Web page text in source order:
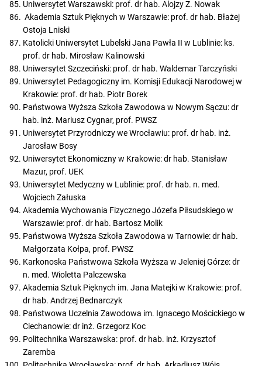
Uniwersytet Warszawski: prof. dr hab. Alojzy Z. Nowak
Akademia Sztuk Pięknych w Warszawie: prof. dr hab. Błażej
Ostoja Lniski
Katolicki Uniwersytet Lubelski Jana Pawła II w Lublinie: ks.
prof. dr hab. Mirosław Kalinowski
Uniwersytet Szczeciński: prof. dr hab. Waldemar Tarczyński
Uniwersytet Pedagogiczny im. Komisji Edukacji Narodowej w
Krakowie: prof. dr hab. Piotr Borek
Państwowa Wyższa Szkoła Zawodowa w Nowym Sączu: dr
hab. inż. Mariusz Cygnar, prof. PWSZ
Uniwersytet Przyrodniczy we Wrocławiu: prof. dr hab. inż.
Jarosław Bosy
Uniwersytet Ekonomiczny w Krakowie: dr hab. Stanisław
Mazur, prof. UEK
Uniwersytet Medyczny w Lublinie: prof. dr hab. n. med.
Wojciech Załuska
Akademia Wychowania Fizycznego Józefa Piłsudskiego w
Warszawie: prof. dr hab. Bartosz Molik
Państwowa Wyższa Szkoła Zawodowa w Tarnowie: dr hab.
Małgorzata Kołpa, prof. PWSZ
Karkonoska Państwowa Szkoła Wyższa w Jeleniej Górze: dr
n. med. Wioletta Palczewska
Akademia Sztuk Pięknych im. Jana Matejki w Krakowie: prof.
dr hab. Andrzej Bednarczyk
Państwowa Uczelnia Zawodowa im. Ignacego Mościckiego w
Ciechanowie: dr inż. Grzegorz Koc
Politechnika Warszawska: prof. dr hab. inż. Krzysztof
Zaremba